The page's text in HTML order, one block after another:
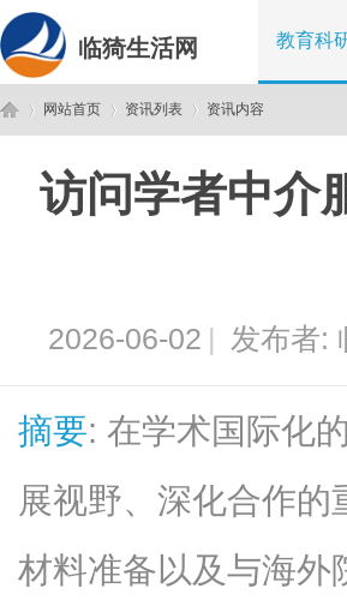
临猗生活网 教育科
网站首页 资讯列表 资讯内容
访问学者中介
2026-06-02 | 发布者:
摘要: 在学术国际化
展视野、深化合作
材料准备以及与海外